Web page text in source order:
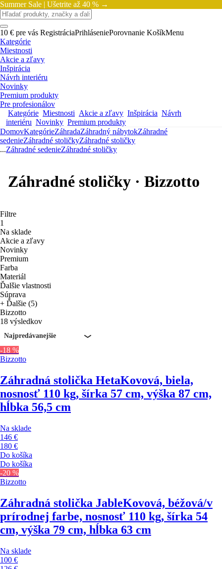
Summer Sale | Ušetrite až 40 % →
10 € pre vás RegistráciaPrihláseniePorovnanie KošíkMenu
Kategórie
Miestnosti
Akcie a zľavy
Inšpirácia
Návrh interiéru
Novinky
Premium produkty
Pre profesionálov
Kategórie Miestnosti Akcie a zľavy Inšpirácia Návrh
interiéru Novinky Premium produkty
DomovKategórieZáhradaZáhradný nábytokZáhradné
sedenieZáhradné stoličkyZáhradné stoličky
...Záhradné sedenieZáhradné stoličky
Záhradné stoličky · Bizzotto
Filtre
1
Na sklade
Akcie a zľavy
Novinky
Premium
Farba
Materiál
Ďalšie vlastnosti
Súprava
+ Ďalšie (5)
Bizzotto
18 výsledkov
Najpredávanejšie
-18 %
Bizzotto
Záhradná stolička HetaKovová, biela,
nosnosť 110 kg, šírka 57 cm, výška 87 cm,
hĺbka 56,5 cm
Na sklade
146 €
180 €
Do košíka
Do košíka
-20 %
Bizzotto
Záhradná stolička JableKovová, béžová/v
prírodnej farbe, nosnosť 110 kg, šírka 54
cm, výška 79 cm, hĺbka 63 cm
Na sklade
100 €